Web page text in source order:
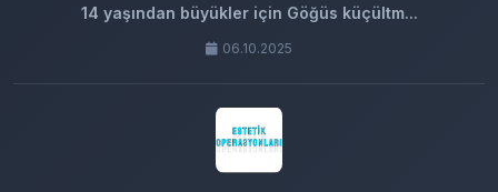
14 yaşından büyükler için Göğüs küçültm...
06.10.2025